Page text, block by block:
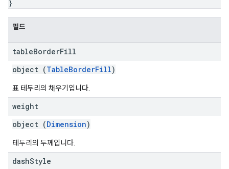
}
필드
tableBorderFill
object (TableBorderFill)
표 테두리의 채우기입니다.
weight
object (Dimension)
테두리의 두께입니다.
dashStyle